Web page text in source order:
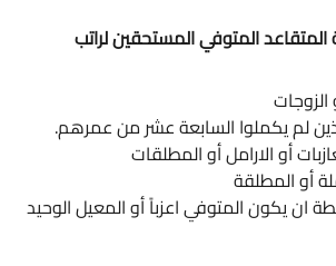
المتوفي المستحقين لراتب
الزوجات
لم يكملوا السابعة عشر من عمرهم.
أو الارامل أو المطلقات
أو المطلقة
ان يكون المتوفي اعزباً أو المعيل الوحيد